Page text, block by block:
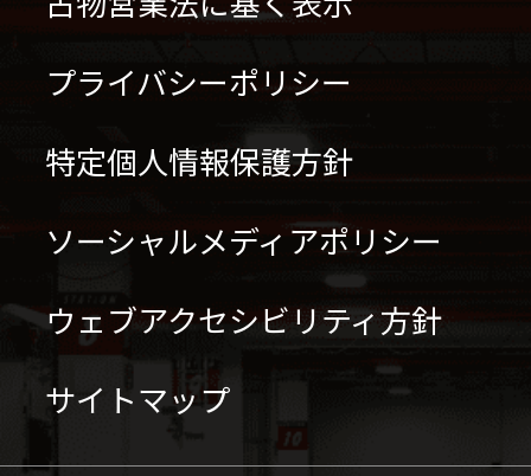
プライバシーポリシー
特定個人情報保護方針
ソーシャルメディアポリシー
ウェブアクセシビリティ方針
サイトマップ